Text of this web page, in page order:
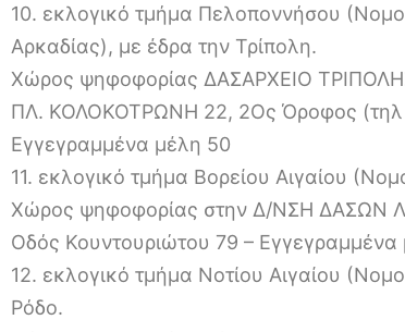
10. εκλογικό τμήμα Πελοποννήσου
Αρκαδίας), με έδρα την Τρίπολη.
Χώρος ψηφοφορίας ΔAΣΑΡΧΕΙΟ
ΠΛ. ΚΟΛΟΚΟΤΡΩΝΗ 22, 2Ος Όροφος (τηλ
Εγγεγραμμένα μέλη 50
11. εκλογικό τμήμα Βορείου Αιγαίου
Χώρος ψηφοφορίας στην Δ/ΝΣΗ ΔΑΣΩΝ
Οδός Κουντουριώτου 79 – Εγγεγραμμένα
12. εκλογικό τμήμα Νοτίου Αιγαίου
Ρόδο.